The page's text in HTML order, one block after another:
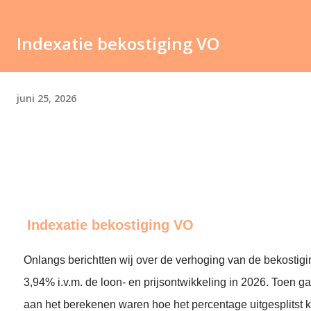
Indexatie bekostiging VO
juni 25, 2026
Indexatie bekostiging VO
Onlangs berichtten wij over de verhoging van de
3,94% i.v.m. de loon- en prijsontwikkeling in 2026. Toen
aan het berekenen waren hoe het percentage uitgesplitst